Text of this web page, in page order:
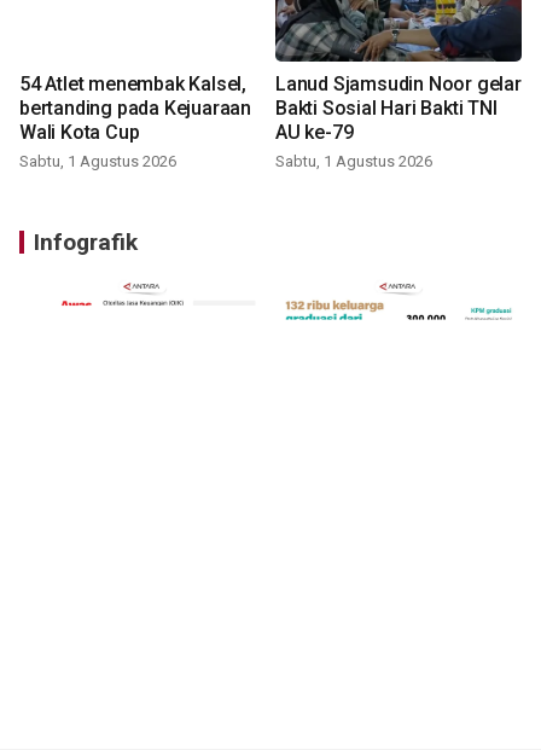
54 Atlet menembak Kalsel,
bertanding pada Kejuaraan
Wali Kota Cup
Sabtu, 1 Agustus 2026
Lanud Sjamsudin Noor gelar
Bakti Sosial Hari Bakti TNI
AU ke-79
Sabtu, 1 Agustus 2026
Infografik